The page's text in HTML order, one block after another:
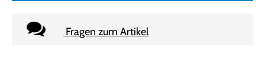
Fragen zum Artikel